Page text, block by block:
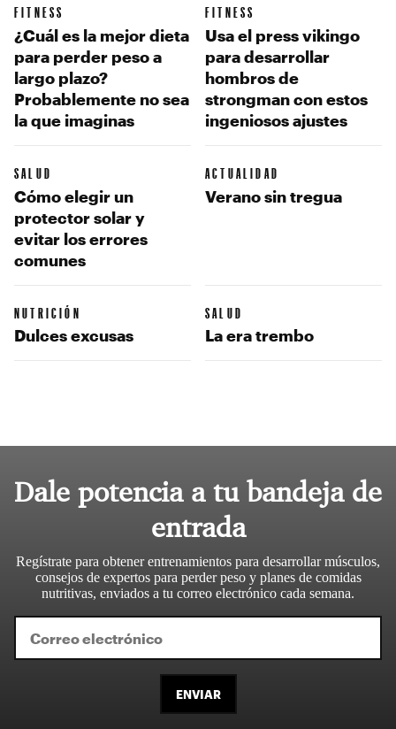
FITNESS
¿Cuál es la mejor dieta
para perder peso a
largo plazo?
Probablemente no sea
la que imaginas
FITNESS
Usa el press vikingo
para desarrollar
hombros de
strongman con estos
ingeniosos ajustes
SALUD
Cómo elegir un
protector solar y
evitar los errores
comunes
ACTUALIDAD
Verano sin tregua
NUTRICIÓN
Dulces excusas
SALUD
La era trembo
Dale potencia a tu bandeja de
entrada
Regístrate para obtener entrenamientos para desarrollar músculos,
consejos de expertos para perder peso y planes de comidas
nutritivas, enviados a tu correo electrónico cada semana.
ENVIAR